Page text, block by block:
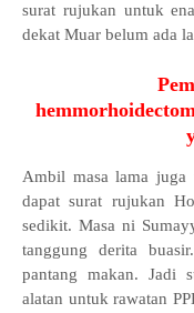
surat rujukan untuk
dekat Muar belum ada
Ambil masa lama juga
dapat surat rujukan
sedikit. Masa ni
tanggung derita
pantang makan. Jadi
alatan untuk rawatan